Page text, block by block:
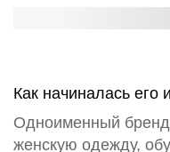
Как начиналась его
Одноименный
женскую одежду,